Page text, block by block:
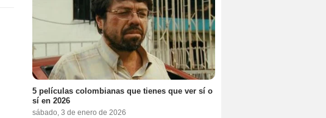
5 películas colombianas que tienes que ver sí o
sí en 2026
sábado, 3 de enero de 2026